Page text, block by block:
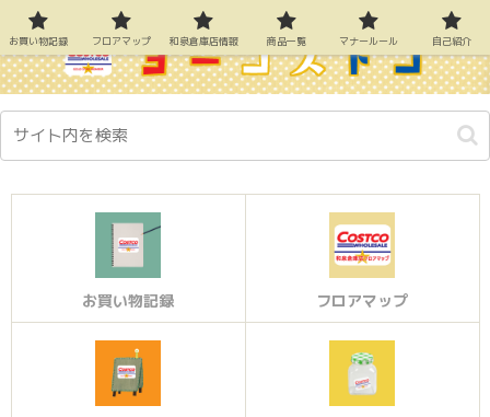
お買い物記録 フロアマップ
お買い物記録 フロアマップ 和泉倉庫店情報 商品一覧 マナールール 自己紹介